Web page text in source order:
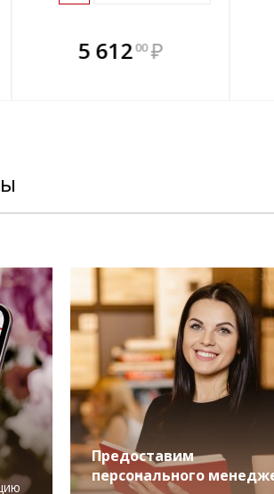
В комплекте
всегда выгоднее!
5 61200 ₽
В комплекте
всегда выгоднее!
Предоставим
персонального